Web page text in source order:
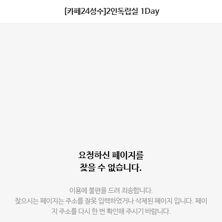
[카페24성수]2인독립실 1Day
요청하신 페이지를
찾을 수 없습니다.
이용에 불편을 드려 죄송합니다.
찾으시는 페이지는 주소를 잘못 입력하였거나 삭제된 페이지 입니다. 페이
지 주소를 다시 한 번 확인해 주시기 바랍니다.